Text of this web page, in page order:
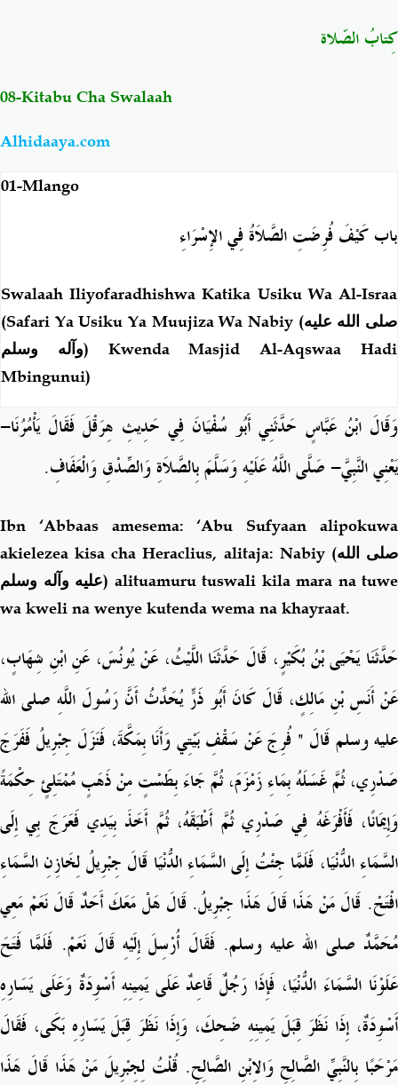
Chemsha Bongo
Mapishi
كِتابُ الصّلاة
08-Kitabu Cha Swalaah
Alhidaaya.com
01-Mlango
باب كَيْفَ فُرِضَتِ الصَّلاَةُ فِي الإِسْرَاءِ
Swalaah Iliyofaradhishwa Katika Usiku Wa Al-Israa
(Safari Ya Usiku Ya Muujiza Wa Nabiy (صلى الله عليه
وآله وسلم) Kwenda Masjid Al-Aqswaa Hadi
Mbingunui)
وَقَالَ ابْنُ عَبَّاسٍ حَدَّثَنِي أَبُو سُفْيَانَ فِي حَدِيثِ هِرَقْلَ فَقَالَ يَأْمُرُنَا-
يَعْنِي النَّبِيَّ- صَلَّى اللَّهُ عَلَيْهِ وَسَلَّمَ بِالصَّلاَةِ وَالصِّدْقِ وَالْعَفَافِ.
Ibn ‘Abbaas amesema: ‘Abu Sufyaan alipokuwa
akielezea kisa cha Heraclius, alitaja: Nabiy (صلى الله
عليه وآله وسلم) alituamuru tuswali kila mara na tuwe
wa kweli na wenye kutenda wema na khayraat.
حَدَّثَنَا يَحْيَى بْنُ بُكَيْرٍ، قَالَ حَدَّثَنَا اللَّيْثُ، عَنْ يُونُسَ، عَنِ ابْنِ شِهَابٍ،
عَنْ أَنَسِ بْنِ مَالِكٍ، قَالَ كَانَ أَبُو ذَرٍّ يُحَدِّثُ أَنَّ رَسُولَ اللَّهِ صلى الله
عليه وسلم قَالَ ‏"‏ فُرِجَ عَنْ سَقْفِ بَيْتِي وَأَنَا بِمَكَّةَ، فَنَزَلَ جِبْرِيلُ فَفَرَجَ
صَدْرِي، ثُمَّ غَسَلَهُ بِمَاءِ زَمْزَمَ، ثُمَّ جَاءَ بِطَسْتٍ مِنْ ذَهَبٍ مُمْتَلِئٍ حِكْمَةً
وَإِيمَانًا، فَأَفْرَغَهُ فِي صَدْرِي ثُمَّ أَطْبَقَهُ، ثُمَّ أَخَذَ بِيَدِي فَعَرَجَ بِي إِلَى
السَّمَاءِ الدُّنْيَا، فَلَمَّا جِئْتُ إِلَى السَّمَاءِ الدُّنْيَا قَالَ جِبْرِيلُ لِخَازِنِ السَّمَاءِ
افْتَحْ‏.‏ قَالَ مَنْ هَذَا قَالَ هَذَا جِبْرِيلُ‏.‏ قَالَ هَلْ مَعَكَ أَحَدٌ قَالَ نَعَمْ مَعِي
مُحَمَّدٌ صلى الله عليه وسلم‏.‏ فَقَالَ أُرْسِلَ إِلَيْهِ قَالَ نَعَمْ‏.‏ فَلَمَّا فَتَحَ
عَلَوْنَا السَّمَاءَ الدُّنْيَا، فَإِذَا رَجُلٌ قَاعِدٌ عَلَى يَمِينِهِ أَسْوِدَةٌ وَعَلَى يَسَارِهِ
أَسْوِدَةٌ، إِذَا نَظَرَ قِبَلَ يَمِينِهِ ضَحِكَ، وَإِذَا نَظَرَ قِبَلَ يَسَارِهِ بَكَى، فَقَالَ
مَرْحَبًا بِالنَّبِيِّ الصَّالِحِ وَالاِبْنِ الصَّالِحِ‏.‏ قُلْتُ لِجِبْرِيلَ مَنْ هَذَا قَالَ هَذَا